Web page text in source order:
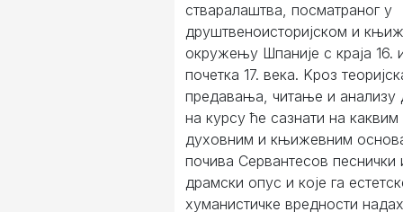
стваралаштва, посматраног у
друштвеноисторијском и
окружењу Шпаније с краја 16.
почетка 17. века. Kроз
предавања, читање и анализу
на курсу ће сазнати на каквим
духовним и књижевним
почива Сервантесов песнички
драмски опус и које га
хуманистичке вредности